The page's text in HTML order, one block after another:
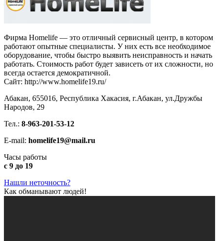
Фирма Homelife — это отличный сервисный центр, в котором
работают опытные специалисты. У них есть все необходимое
оборудование, чтобы быстро выявить неисправность и начать
работать. Стоимость работ будет зависеть от их сложности, но
всегда остается демократичной.
Сайт: http://www.homelife19.ru/
Абакан, 655016, Республика Хакасия, г.Абакан, ул.Дружбы
Народов, 29
Тел.: 8-963-201-53-12
E-mail: homelife19@mail.ru
Часы работы
с 9 до 19
Нашли неточность?
Как обманывают людей!